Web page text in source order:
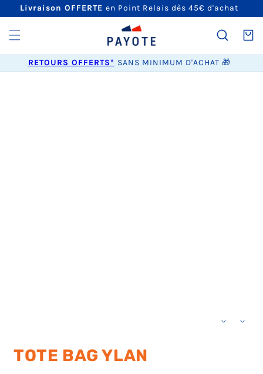
PASSER
CONTENU
Livraison OFFERTE en Point Relais dès 45€ d'achat
Panier
RETOURS OFFERTS* SANS MINIMUM D'ACHAT 🎁
TOTE BAG YLAN